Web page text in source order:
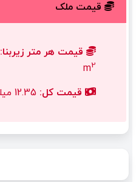
قیمت ملک
قیمت هر متر زیربنا:
m2
قیمت کل: